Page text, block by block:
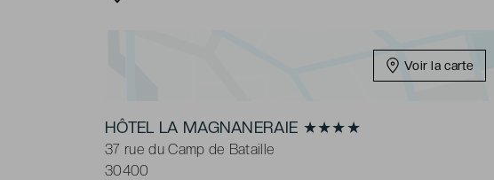
Voir la carte
HÔTEL LA MAGNANERAIE ★★★★
37 rue du Camp de Bataille
30400